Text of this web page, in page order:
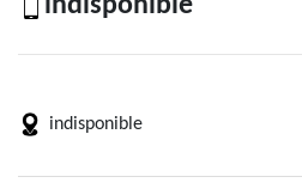
indisponible
indisponible